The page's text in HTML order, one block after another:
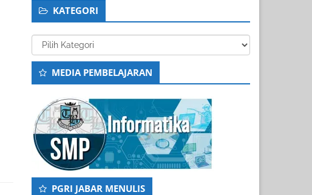
KATEGORI
Kategori
MEDIA PEMBELAJARAN
PGRI JABAR MENULIS